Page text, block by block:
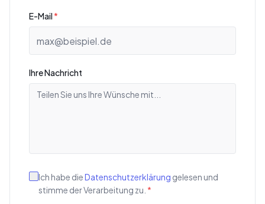
E-Mail*
Ihre Nachricht
Ich habe dieDatenschutzerklärung gelesen und
stimme der Verarbeitung zu. *